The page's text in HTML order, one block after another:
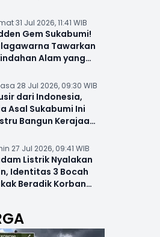
31 Jul 2026, 11:41 WIB
Gem Sukabumi!
Tawarkan
Alam yang
28 Jul 2026, 09:30 WIB
dari Indonesia,
Asal Sukabumi Ini
Bangun Kerajaan
27 Jul 2026, 09:41 WIB
Listrik Nyalakan
Identitas 3 Bocah
Beradik Korban